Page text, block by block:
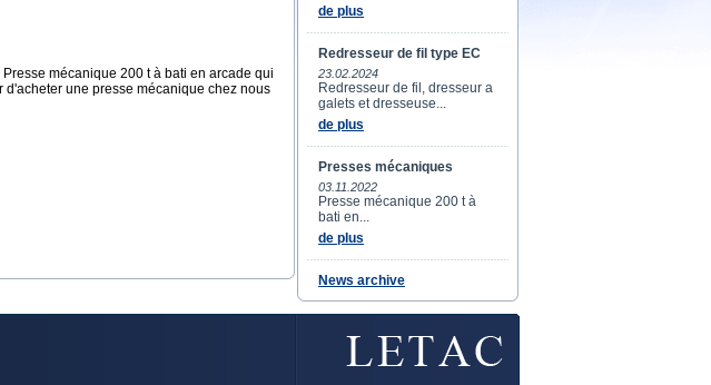
mécanique 200 t à bati en arcade qui
une presse mécanique chez nous
de plus
Redresseur de fil type EC
23.02.2024
Redresseur de fil, dresseur a
galets et dresseuse...
de plus
Presses mécaniques
03.11.2022
Presse mécanique 200 t à
bati en...
de plus
News archive